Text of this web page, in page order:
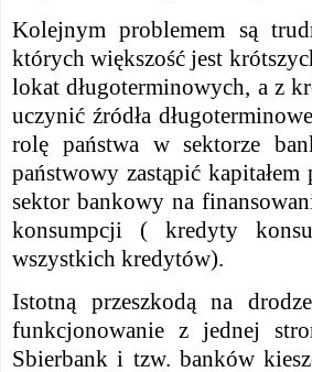
Kolejnym problemem są
których większość jest
lokat długoterminowych, a z
uczynić źródła
rolę państwa w sektorze
państwowy zastąpić kapitałem
sektor bankowy na
konsumpcji ( kredyty
wszystkich kredytów).
Istotną przeszkodą na
funkcjonowanie z jednej
Sbierbank i tzw. banków